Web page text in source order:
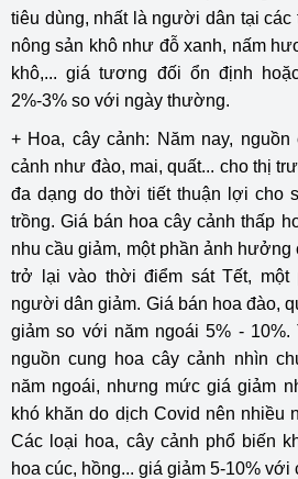
tiêu dùng, nhất là người dân tại
nông sản khô như đỗ xanh, nấm
khô,... giá tương đối ổn định
2%-3% so với ngày thường.
+ Hoa, cây cảnh: Năm nay,
cảnh như đào, mai, quất... cho thị
đa dạng do thời tiết thuận lợi cho
trồng. Giá bán hoa cây cảnh thấp
nhu cầu giảm, một phần ảnh
trở lại vào thời điểm sát Tết, một
người dân giảm. Giá bán hoa đào,
giảm so với năm ngoái 5% - 10%.
nguồn cung hoa cây cảnh nhìn
năm ngoái, nhưng mức giá giảm
khó khăn do dịch Covid nên nhiều
Các loại hoa, cây cảnh phổ biến
hoa cúc, hồng... giá giảm 5-10% với